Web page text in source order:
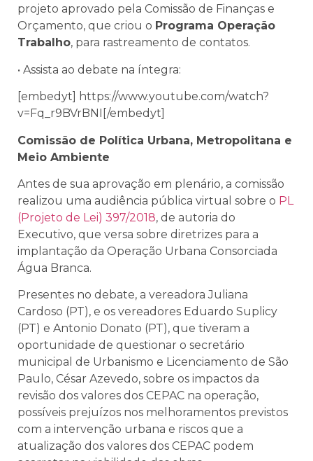
projeto aprovado pela Comissão de Finanças e
Orçamento, que criou o Programa Operação
Trabalho, para rastreamento de contatos.
• Assista ao debate na íntegra:
[embedyt] https://www.youtube.com/watch?
v=Fq_r9BVrBNI[/embedyt]
Comissão de Política Urbana, Metropolitana e
Meio Ambiente
Antes de sua aprovação em plenário, a comissão
realizou uma audiência pública virtual sobre o PL
(Projeto de Lei) 397/2018, de autoria do
Executivo, que versa sobre diretrizes para a
implantação da Operação Urbana Consorciada
Água Branca.
Presentes no debate, a vereadora Juliana
Cardoso (PT), e os vereadores Eduardo Suplicy
(PT) e Antonio Donato (PT), que tiveram a
oportunidade de questionar o secretário
municipal de Urbanismo e Licenciamento de São
Paulo, César Azevedo, sobre os impactos da
revisão dos valores dos CEPAC na operação,
possíveis prejuízos nos melhoramentos previstos
com a intervenção urbana e riscos que a
atualização dos valores dos CEPAC podem